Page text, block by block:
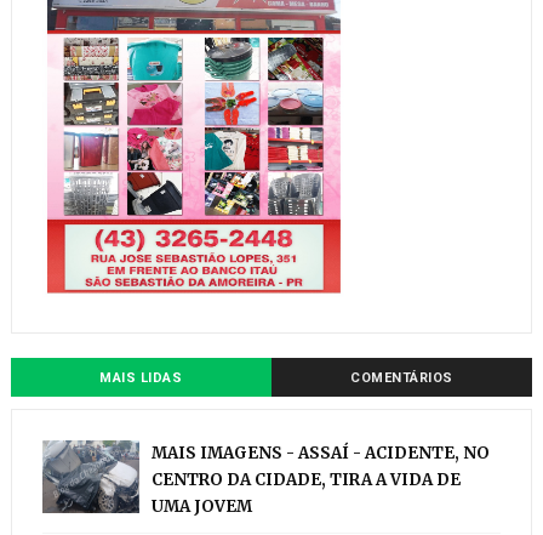
MAIS LIDAS COMENTÁRIOS
MAIS IMAGENS - ASSAÍ - ACIDENTE, NO
CENTRO DA CIDADE, TIRA A VIDA DE
UMA JOVEM